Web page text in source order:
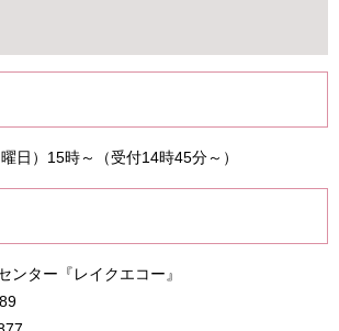
日）15時～（受付14時45分～）
ンター『レイクエコー』